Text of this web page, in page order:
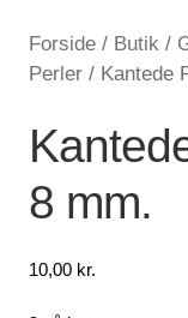
Kontakt
Min Konto
Forside / Butik /
Perler / Kantede
8 mm.
10,00 kr.